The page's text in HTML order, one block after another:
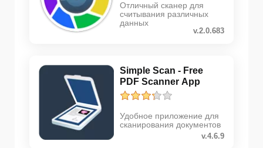
Отличный сканер для
считывания различных
данных
v.2.0.683
Simple Scan - Free
PDF Scanner App
Удобное приложение для
сканирования документов
v.4.6.9